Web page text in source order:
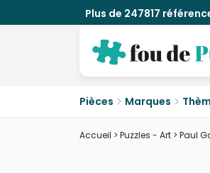
Plus de 247817
Pièces Marques
Accueil > Puzzles - Art > Paul